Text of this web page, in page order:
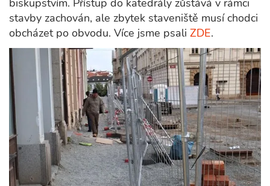
biskupstvím. Přístup do katedrály zůstává v rámci
stavby zachován, ale zbytek staveniště musí chodci
obcházet po obvodu. Více jsme psali ZDE.